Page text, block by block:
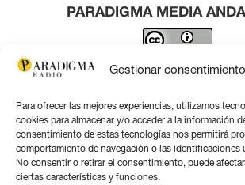
Gestionar consentimiento
Para ofrecer las mejores experiencias, utilizamos
cookies para almacenar y/o acceder a la información
consentimiento de estas tecnologías nos permitirá
comportamiento de navegación o las identificaciones
No consentir o retirar el consentimiento, puede
ciertas características y funciones.
PARADIGMA MEDIA
Este obra está bajo una licencia de
Contacto por correo